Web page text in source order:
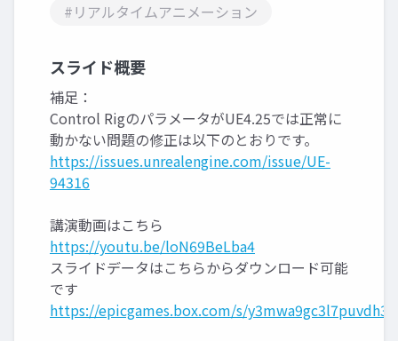
#リアルタイムアニメーション
スライド概要
補足：
Control RigのパラメータがUE4.25では正常に
動かない問題の修正は以下のとおりです。
https://issues.unrealengine.com/issue/UE-
94316
講演動画はこちら
https://youtu.be/loN69BeLba4
スライドデータはこちらからダウンロード可能
です
https://epicgames.box.com/s/